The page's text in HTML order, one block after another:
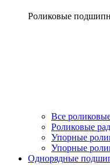
Роликовые
Все
Роликовые
Упорные
Упорные
Однорядные